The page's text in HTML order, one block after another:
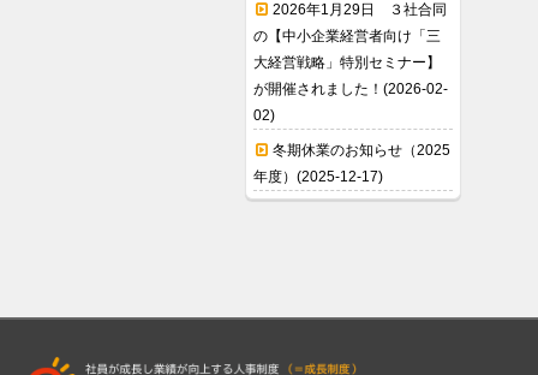
2026年1月29日 ３社合同
の【中小企業経営者向け「三
大経営戦略」特別セミナー】
が開催されました！(2026-02-
02)
冬期休業のお知らせ（2025
年度）(2025-12-17)